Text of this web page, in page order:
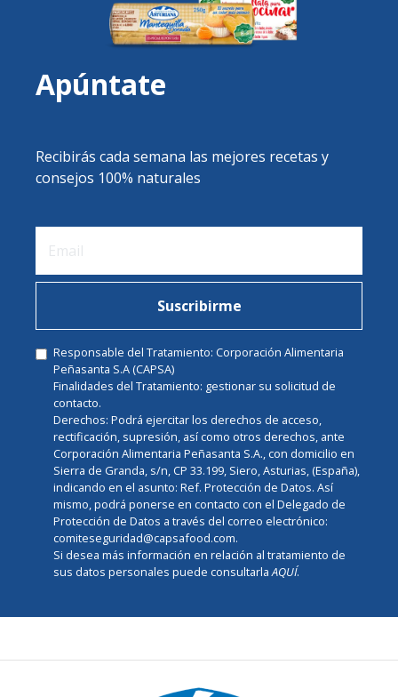
Apúntate
Recibirás cada semana las mejores recetas y
consejos 100% naturales
Suscribirme
Responsable del Tratamiento: Corporación Alimentaria
Peñasanta S.A (CAPSA)
Finalidades del Tratamiento: gestionar su solicitud de
contacto.
Derechos: Podrá ejercitar los derechos de acceso,
rectificación, supresión, así como otros derechos, ante
Corporación Alimentaria Peñasanta S.A., con domicilio en
Sierra de Granda, s/n, CP 33.199, Siero, Asturias, (España),
indicando en el asunto: Ref. Protección de Datos. Así
mismo, podrá ponerse en contacto con el Delegado de
Protección de Datos a través del correo electrónico:
comiteseguridad@capsafood.com.
Si desea más información en relación al tratamiento de
sus datos personales puede consultarlaAQUÍ.